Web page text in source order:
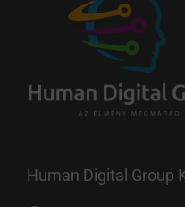
Human Digital Group